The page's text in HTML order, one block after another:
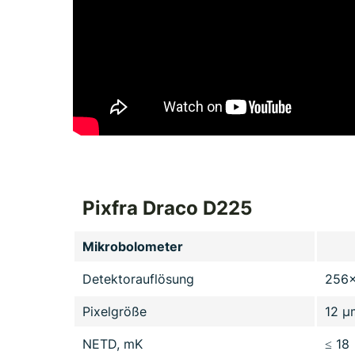
Pixfra Draco D225
Mikrobolometer
Detektorauflösung
Pixelgröße 12
NETD, mK ≤ 18